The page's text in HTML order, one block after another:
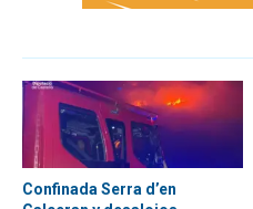
Confinada Serra d’en